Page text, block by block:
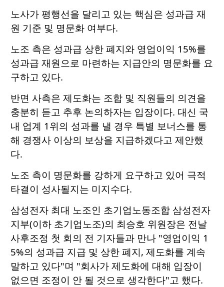
노사가 평행선을 달리고 있는 핵심은 성과급 재
원 기준 및 명문화 여부다.
노조 측은 성과급 상한 폐지와 영업이익 15%를
성과급 재원으로 마련하는 지급안의 명문화를 요
구하고 있다.
반면 사측은 제도화는 조합 및 직원들의 의견을
충분히 듣고 추후 논의하자는 입장이다. 대신 국
내 업계 1위의 성과를 낼 경우 특별 보너스를 통
해 경쟁사 이상의 보상을 지급하겠다고 제안했
다.
노조 측이 명문화를 강하게 요구하고 있어 극적
타결이 성사될지는 미지수다.
삼성전자 최대 노조인 초기업노동조합 삼성전자
지부(이하 초기업노조)의 최승호 위원장은 전날
사후조정 첫 회의 전 기자들과 만나 "영업이익 1
5%의 성과급 지급 및 상한 폐지, 제도화를 계속
말하고 있다"며 "회사가 제도화에 대해 입장이
없으면 조정이 안 될 것으로 생각한다"고 했다.